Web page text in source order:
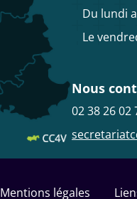
Du lundi
Le
Nous
02 38 26 02
Mentions légales